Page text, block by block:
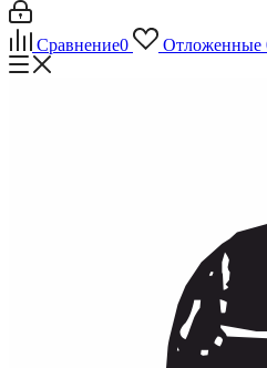
Сравнение0 Отложенные